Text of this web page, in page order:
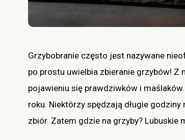
Grzybobranie często jest nazywane
po prostu uwielbia zbieranie grzybów!
pojawieniu się prawdziwków i
roku. Niektórzy spędzają długie
zbiór. Zatem gdzie na grzyby? Lubuskie